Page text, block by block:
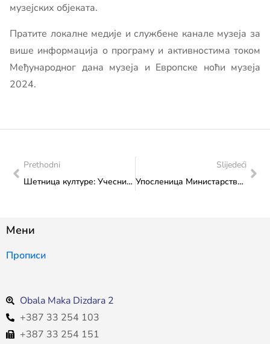
музејских објеката.
Пратите локалне медије и службене канале музеја за
више информација о програму и активностима током
Међународног дана музеја и Европске ноћи музеја
2024.
Prethodni
Шетница културе: Учесници Одсјека за хармонику Средње музичке школе из Сарајева учествовали у наставку обиљежавања „Дана европског наслијеђа 2024“ испред Министарства
Slijedeći
Упосленица Министарства на едукацији „Архивско пословање“ у организацији Агенције за државну службу ФБиХ
Мени
Прописи
Obala Maka Dizdara 2
+387 33 254 103
+387 33 254 151